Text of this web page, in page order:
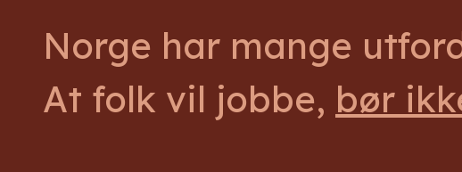
Norge har mange
At folk vil jobbe, bør